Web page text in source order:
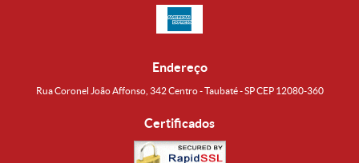
Endereço
Rua Coronel João Affonso, 342 Centro - Taubaté - SP CEP 12080-360
Certificados